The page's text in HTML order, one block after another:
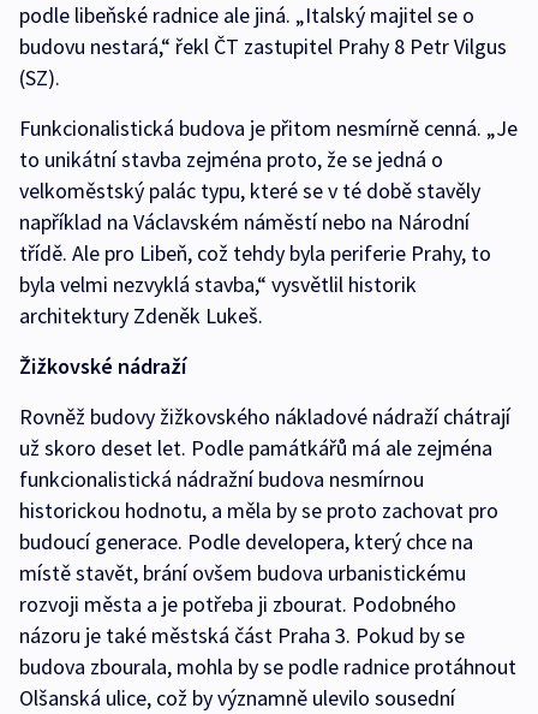
podle libeňské radnice ale jiná. „Italský majitel se o
budovu nestará,“ řekl ČT zastupitel Prahy 8 Petr Vilgus
(SZ).
Funkcionalistická budova je přitom nesmírně cenná. „Je
to unikátní stavba zejména proto, že se jedná o
velkoměstský palác typu, které se v té době stavěly
například na Václavském náměstí nebo na Národní
třídě. Ale pro Libeň, což tehdy byla periferie Prahy, to
byla velmi nezvyklá stavba,“ vysvětlil historik
architektury Zdeněk Lukeš.
Žižkovské nádraží
Rovněž budovy žižkovského nákladové nádraží chátrají
už skoro deset let. Podle památkářů má ale zejména
funkcionalistická nádražní budova nesmírnou
historickou hodnotu, a měla by se proto zachovat pro
budoucí generace. Podle developera, který chce na
místě stavět, brání ovšem budova urbanistickému
rozvoji města a je potřeba ji zbourat. Podobného
názoru je také městská část Praha 3. Pokud by se
budova zbourala, mohla by se podle radnice protáhnout
Olšanská ulice, což by významně ulevilo sousední